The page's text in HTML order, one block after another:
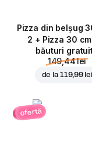
Pizza din belșug
2 + Pizza 30
băuturi
149,44 lei
de la 119,99 lei
ofertă